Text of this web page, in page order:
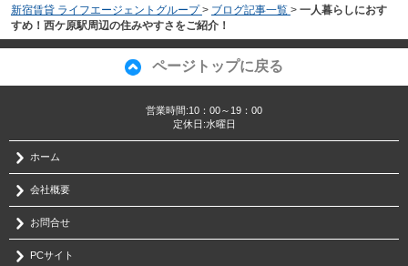
新宿賃貸 ライフエージェントグループ > ブログ記事一覧 > 一人暮らしにおす
すめ！西ケ原駅周辺の住みやすさをご紹介！
ページトップに戻る
営業時間:10：00～19：00
定休日:水曜日
ホーム
会社概要
お問合せ
PCサイト